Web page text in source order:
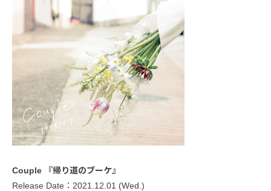
Couple 『帰り道のブーケ』
Release Date：2021.12.01 (Wed.)